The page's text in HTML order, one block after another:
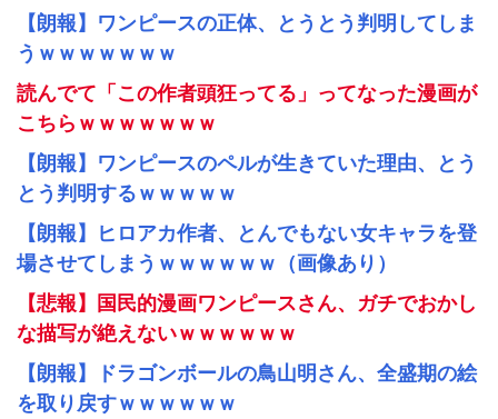
【朗報】ワンピースの正体、とうとう判明してしま
うｗｗｗｗｗｗｗ
読んでて「この作者頭狂ってる」ってなった漫画が
こちらｗｗｗｗｗｗｗ
【朗報】ワンピースのペルが生きていた理由、とう
とう判明するｗｗｗｗｗ
【朗報】ヒロアカ作者、とんでもない女キャラを登
場させてしまうｗｗｗｗｗｗ（画像あり）
【悲報】国民的漫画ワンピースさん、ガチでおかし
な描写が絶えないｗｗｗｗｗｗ
【朗報】ドラゴンボールの鳥山明さん、全盛期の絵
を取り戻すｗｗｗｗｗｗ